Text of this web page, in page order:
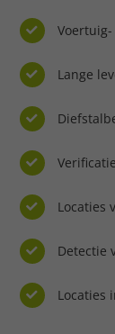
Lange
Locaties
Detectie
Locaties